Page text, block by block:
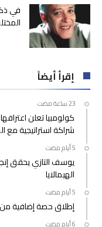
في
إقرأ أيضاً
كولومبيا تعلن
شراكة استراتيجية مع
الهيمالايا
إطلاق حصة إضافية من